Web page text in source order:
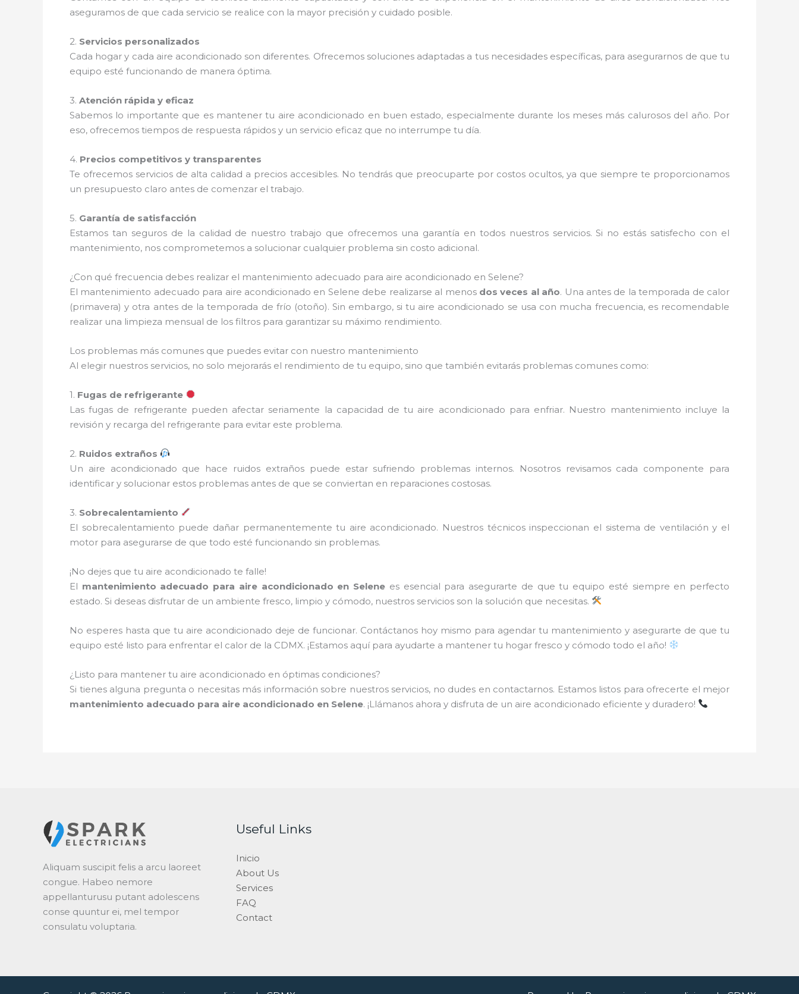
aseguramos de que cada servicio se realice con la mayor precisión y cuidado posible.
2. Servicios personalizados
Cada hogar y cada aire acondicionado son diferentes. Ofrecemos soluciones adaptadas a tus necesidades específicas, para asegurarnos de que tu
equipo esté funcionando de manera óptima.
3. Atención rápida y eficaz
Sabemos lo importante que es mantener tu aire acondicionado en buen estado, especialmente durante los meses más calurosos del año. Por
eso, ofrecemos tiempos de respuesta rápidos y un servicio eficaz que no interrumpe tu día.
4. Precios competitivos y transparentes
Te ofrecemos servicios de alta calidad a precios accesibles. No tendrás que preocuparte por costos ocultos, ya que siempre te proporcionamos
un presupuesto claro antes de comenzar el trabajo.
5. Garantía de satisfacción
Estamos tan seguros de la calidad de nuestro trabajo que ofrecemos una garantía en todos nuestros servicios. Si no estás satisfecho con el
mantenimiento, nos comprometemos a solucionar cualquier problema sin costo adicional.
¿Con qué frecuencia debes realizar el mantenimiento adecuado para aire acondicionado en Selene?
El mantenimiento adecuado para aire acondicionado en Selene debe realizarse al menos dos veces al año. Una antes de la temporada de calor
(primavera) y otra antes de la temporada de frío (otoño). Sin embargo, si tu aire acondicionado se usa con mucha frecuencia, es recomendable
realizar una limpieza mensual de los filtros para garantizar su máximo rendimiento.
Los problemas más comunes que puedes evitar con nuestro mantenimiento
Al elegir nuestros servicios, no solo mejorarás el rendimiento de tu equipo, sino que también evitarás problemas comunes como:
1. Fugas de refrigerante
Las fugas de refrigerante pueden afectar seriamente la capacidad de tu aire acondicionado para enfriar. Nuestro mantenimiento incluye la
revisión y recarga del refrigerante para evitar este problema.
2. Ruidos extraños
Un aire acondicionado que hace ruidos extraños puede estar sufriendo problemas internos. Nosotros revisamos cada componente para
identificar y solucionar estos problemas antes de que se conviertan en reparaciones costosas.
3. Sobrecalentamiento
El sobrecalentamiento puede dañar permanentemente tu aire acondicionado. Nuestros técnicos inspeccionan el sistema de ventilación y el
motor para asegurarse de que todo esté funcionando sin problemas.
¡No dejes que tu aire acondicionado te falle!
El mantenimiento adecuado para aire acondicionado en Selene es esencial para asegurarte de que tu equipo esté siempre en perfecto
estado. Si deseas disfrutar de un ambiente fresco, limpio y cómodo, nuestros servicios son la solución que necesitas.
No esperes hasta que tu aire acondicionado deje de funcionar. Contáctanos hoy mismo para agendar tu mantenimiento y asegurarte de que tu
equipo esté listo para enfrentar el calor de la CDMX. ¡Estamos aquí para ayudarte a mantener tu hogar fresco y cómodo todo el año!
¿Listo para mantener tu aire acondicionado en óptimas condiciones?
Si tienes alguna pregunta o necesitas más información sobre nuestros servicios, no dudes en contactarnos. Estamos listos para ofrecerte el mejor
mantenimiento adecuado para aire acondicionado en Selene. ¡Llámanos ahora y disfruta de un aire acondicionado eficiente y duradero!
Aliquam suscipit felis a arcu laoreet
congue. Habeo nemore
appellanturusu putant adolescens
conse quuntur ei, mel tempor
consulatu voluptaria.
Useful Links
Inicio
About Us
Services
FAQ
Contact